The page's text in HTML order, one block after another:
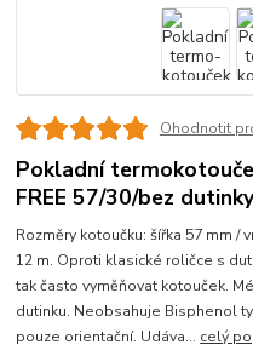
Ohodnotit
Pokladní
FREE 57/30/bez
Rozměry kotoučku: šířka 57 mm /
12 m. Oproti klasické roličce s
tak často vyměňovat kotouček.
dutinku. Neobsahuje Bisphenol
pouze orientační. Udáva... celý